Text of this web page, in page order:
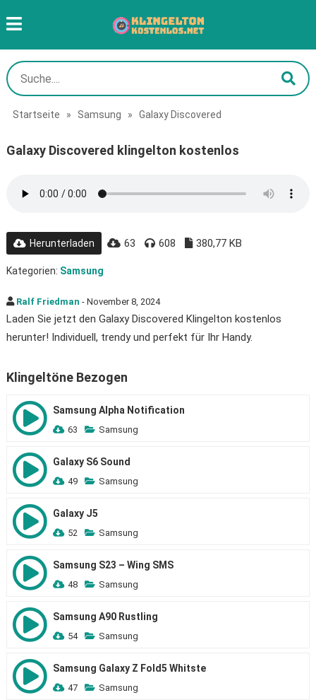
Startseite » Samsung » Galaxy Discovered
Galaxy Discovered klingelton kostenlos
Herunterladen 63 608 380,77 KB
Kategorien: Samsung
Ralf Friedman - November 8, 2024
Laden Sie jetzt den Galaxy Discovered Klingelton kostenlos
herunter! Individuell, trendy und perfekt für Ihr Handy.
Klingeltöne Bezogen
Samsung Alpha Notification
63 Samsung
Galaxy S6 Sound
49 Samsung
Galaxy J5
52 Samsung
Samsung S23 – Wing SMS
48 Samsung
Samsung A90 Rustling
54 Samsung
Samsung Galaxy Z Fold5 Whitste
47 Samsung